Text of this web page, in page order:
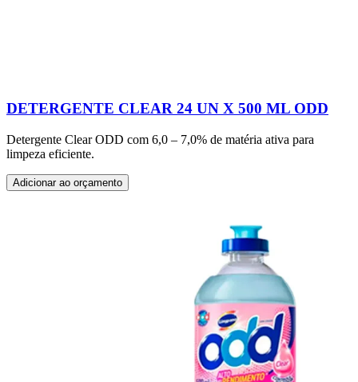
DETERGENTE CLEAR 24 UN X 500 ML ODD
Detergente Clear ODD com 6,0 – 7,0% de matéria ativa para
limpeza eficiente.
Adicionar ao orçamento